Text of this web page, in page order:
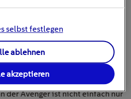
sofort anzusehen, aus
ein gebogener Kühlergrill,
„X“ auf den Rückleuchten – all
an den Wrangler
, dem
der Avenger ist nicht einfach nur
selbst festlegen
ablehnen
akzeptieren